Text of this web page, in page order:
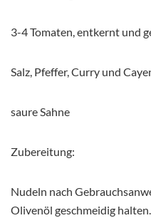
3-4 Tomaten, entkernt und
Salz, Pfeffer, Curry und
saure Sahne
Zubereitung:
Nudeln nach
Olivenöl geschmeidig